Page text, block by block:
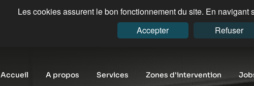
Les cookies assurent le bon fonctionnement du site. En
Accepter
Refuser
Accueil A propos Services Zones d'intervention